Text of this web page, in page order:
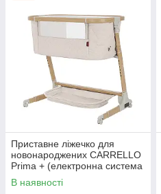
Приставне ліжечко для
новонароджених CARRELLO
Prima + (електронна система
заколисування) CRL-16504
Honey Beige Бежеве
В наявності